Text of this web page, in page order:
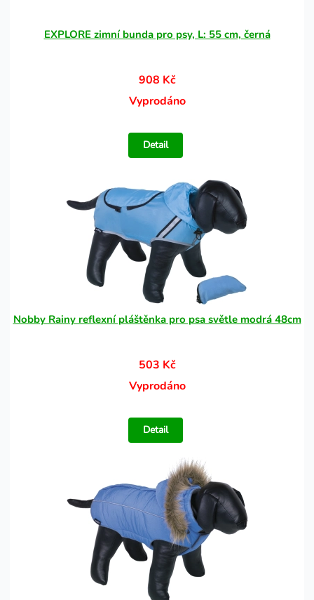
EXPLORE zimní bunda pro psy, L: 55 cm, černá
908 Kč
Vyprodáno
Detail
Nobby Rainy reflexní pláštěnka pro psa světle modrá 48cm
503 Kč
Vyprodáno
Detail